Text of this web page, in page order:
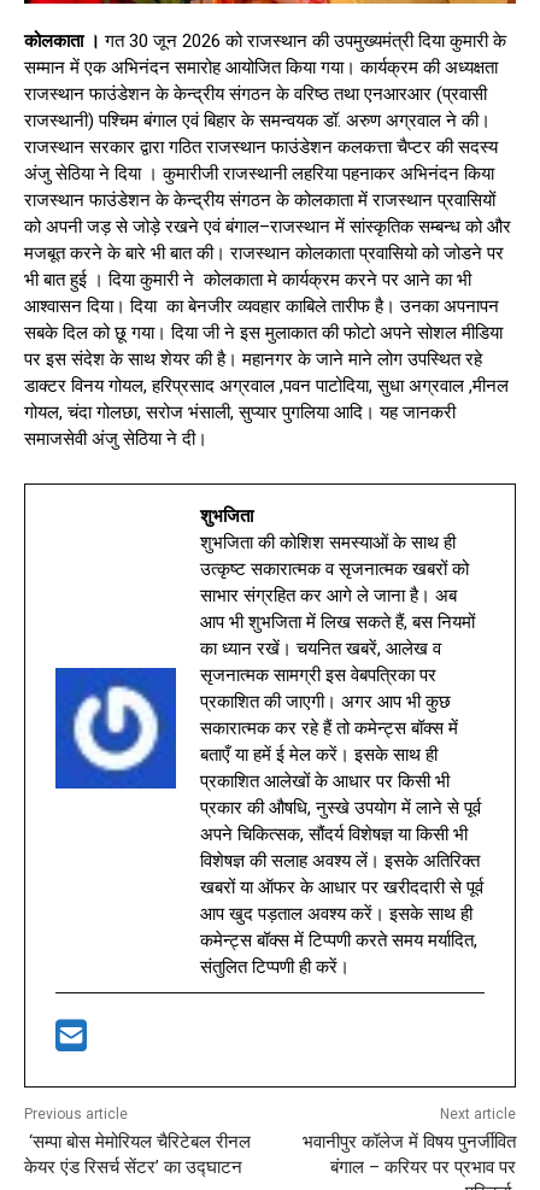
कोलकाता । गत 30 जून 2026 को राजस्थान की उपमुख्यमंत्री दिया कुमारी के
सम्मान में एक अभिनंदन समारोह आयोजित किया गया। कार्यक्रम की अध्यक्षता
राजस्थान फाउंडेशन के केन्द्रीय संगठन के वरिष्ठ तथा एनआरआर (प्रवासी
राजस्थानी) पश्चिम बंगाल एवं बिहार के समन्वयक डॉ. अरुण अग्रवाल ने की।
राजस्थान सरकार द्वारा गठित राजस्थान फाउंडेशन कलकत्ता चैप्टर की सदस्य
अंजु सेठिया ने दिया । कुमारीजी राजस्थानी लहरिया पहनाकर अभिनंदन किया
राजस्थान फाउंडेशन के केन्द्रीय संगठन के कोलकाता में राजस्थान प्रवासियों
को अपनी जड़ से जोड़े रखने एवं बंगाल–राजस्थान में सांस्कृतिक सम्बन्ध को और
मजबूत करने के बारे भी बात की। राजस्थान कोलकाता प्रवासियो को जोडने पर
भी बात हुई । दिया कुमारी ने कोलकाता मे कार्यक्रम करने पर आने का भी
आश्वासन दिया। दिया का बेनजीर व्यवहार काबिले तारीफ है। उनका अपनापन
सबके दिल को छू गया। दिया जी ने इस मुलाकात की फोटो अपने सोशल मीडिया
पर इस संदेश के साथ शेयर की है। महानगर के जाने माने लोग उपस्थित रहे
डाक्टर विनय गोयल, हरिप्रसाद अग्रवाल ,पवन पाटोदिया, सुधा अग्रवाल ,मीनल
गोयल, चंदा गोलछा, सरोज भंसाली, सुप्यार पुगलिया आदि। यह जानकरी
समाजसेवी अंजु सेठिया ने दी।
शुभजिता
शुभजिता की कोशिश समस्याओं के साथ ही
उत्कृष्ट सकारात्मक व सृजनात्मक खबरों को
साभार संग्रहित कर आगे ले जाना है। अब
आप भी शुभजिता में लिख सकते हैं, बस नियमों
का ध्यान रखें। चयनित खबरें, आलेख व
सृजनात्मक सामग्री इस वेबपत्रिका पर
प्रकाशित की जाएगी। अगर आप भी कुछ
सकारात्मक कर रहे हैं तो कमेन्ट्स बॉक्स में
बताएँ या हमें ई मेल करें। इसके साथ ही
प्रकाशित आलेखों के आधार पर किसी भी
प्रकार की औषधि, नुस्खे उपयोग में लाने से पूर्व
अपने चिकित्सक, सौंदर्य विशेषज्ञ या किसी भी
विशेषज्ञ की सलाह अवश्य लें। इसके अतिरिक्त
खबरों या ऑफर के आधार पर खरीददारी से पूर्व
आप खुद पड़ताल अवश्य करें। इसके साथ ही
कमेन्ट्स बॉक्स में टिप्पणी करते समय मर्यादित,
संतुलित टिप्पणी ही करें।
Previous article
‘सम्पा बोस मेमोरियल चैरिटेबल रीनल
केयर एंड रिसर्च सेंटर’ का उद्घाटन
Next article
भवानीपुर कॉलेज में विषय पुनर्जीवित
बंगाल – करियर पर प्रभाव पर